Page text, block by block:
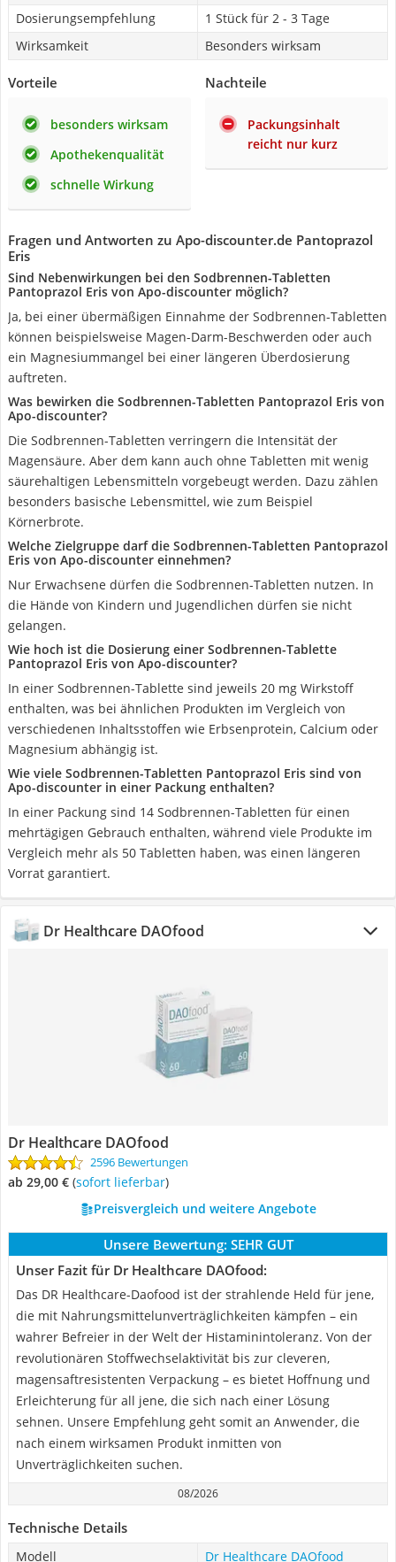
Dosierungsempfehlung
1 Stück für 2 - 3 Tage
Wirksamkeit
Besonders wirksam
Vorteile
besonders wirksam
Apothekenqualität
schnelle Wirkung
Nachteile
Packungsinhalt
reicht nur kurz
Fragen und Antworten zu Apo-discounter.de Pantoprazol
Eris
Sind Nebenwirkungen bei den Sodbrennen-Tabletten
Pantoprazol Eris von Apo-discounter möglich?
Ja, bei einer übermäßigen Einnahme der Sodbrennen-Tabletten
können beispielsweise Magen-Darm-Beschwerden oder auch
ein Magnesiummangel bei einer längeren Überdosierung
auftreten.
Was bewirken die Sodbrennen-Tabletten Pantoprazol Eris von
Apo-discounter?
Die Sodbrennen-Tabletten verringern die Intensität der
Magensäure. Aber dem kann auch ohne Tabletten mit wenig
säurehaltigen Lebensmitteln vorgebeugt werden. Dazu zählen
besonders basische Lebensmittel, wie zum Beispiel
Körnerbrote.
Welche Zielgruppe darf die Sodbrennen-Tabletten Pantoprazol
Eris von Apo-discounter einnehmen?
Nur Erwachsene dürfen die Sodbrennen-Tabletten nutzen. In
die Hände von Kindern und Jugendlichen dürfen sie nicht
gelangen.
Wie hoch ist die Dosierung einer Sodbrennen-Tablette
Pantoprazol Eris von Apo-discounter?
In einer Sodbrennen-Tablette sind jeweils 20 mg Wirkstoff
enthalten, was bei ähnlichen Produkten im Vergleich von
verschiedenen Inhaltsstoffen wie Erbsenprotein, Calcium oder
Magnesium abhängig ist.
Wie viele Sodbrennen-Tabletten Pantoprazol Eris sind von
Apo-discounter in einer Packung enthalten?
In einer Packung sind 14 Sodbrennen-Tabletten für einen
mehrtägigen Gebrauch enthalten, während viele Produkte im
Vergleich mehr als 50 Tabletten haben, was einen längeren
Vorrat garantiert.
Dr Healthcare DAOfood
Dr Healthcare DAOfood
2596 Bewertungen
ab 29,00 € ( Sofort lieferbar)
Preisvergleich und weitere Angebote
Unsere Bewertung: SEHR GUT
Unser Fazit für Dr Healthcare DAOfood:
Das DR Healthcare-Daofood ist der strahlende Held für jene,
die mit Nahrungsmittelunverträglichkeiten kämpfen – ein
wahrer Befreier in der Welt der Histaminintoleranz. Von der
revolutionären Stoffwechselaktivität bis zur cleveren,
magensaftresistenten Verpackung – es bietet Hoffnung und
Erleichterung für all jene, die sich nach einer Lösung
sehnen. Unsere Empfehlung geht somit an Anwender, die
nach einem wirksamen Produkt inmitten von
Unverträglichkeiten suchen.
08/2026
Technische Details
Modell Dr Healthcare DAOfood